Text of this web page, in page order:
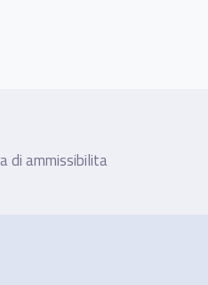
di ammissibilita